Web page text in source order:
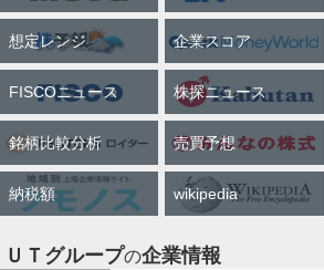
想定レンジ 企業スコア
FISCOニュース 株探ニュース
銘柄比較分析 売買予想
納税額 wikipedia
ＵＴグループの企業情報